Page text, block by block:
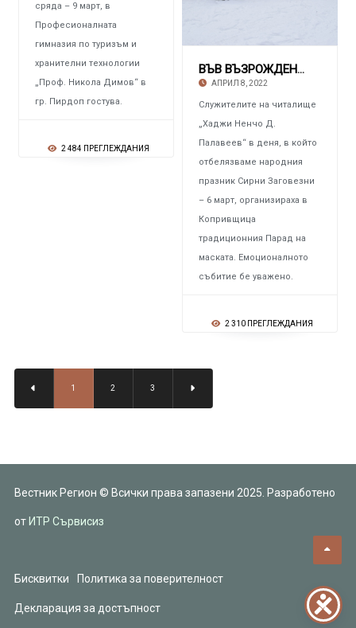
сряда – 9 март, в
Професионалната
гимназия по туризъм и
хранителни технологии
„Проф. Никола Димов“ в
гр. Пирдоп гостува.
2 484 ПРЕГЛЕЖДАНИЯ
ВЪВ ВЪЗРОЖДЕНСКИЯ ГРАД Парад на маската на и
АПРИЛ 8, 2022
Служителите на читалище
„Хаджи Ненчо Д.
Палавеев“ в деня, в който
отбелязваме народния
празник Сирни Заговезни
– 6 март, организираха в
Копривщица
традиционния Парад на
маската. Емоционалното
събитие бе уважено.
2 310 ПРЕГЛЕЖДАНИЯ
1 2 3
Вестник Регион © Всички права запазени 2025. Разработено
от ИТР Сървисиз
Бисквитки Политика за поверителност
Декларация за достъпност